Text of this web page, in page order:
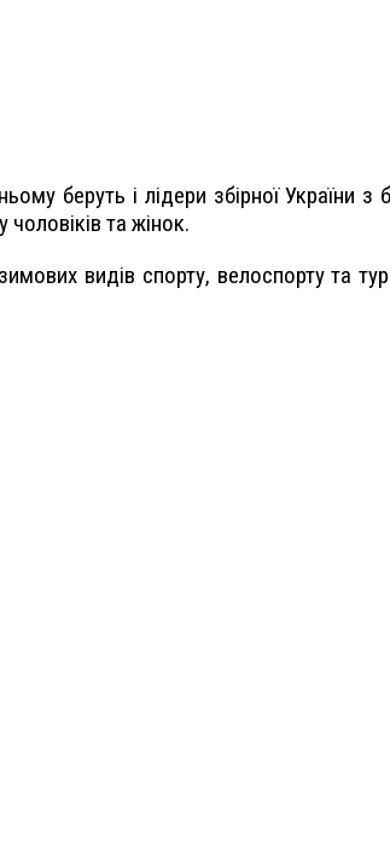
беруть і лідери збірної України з
та жінок.
видів спорту, велоспорту та